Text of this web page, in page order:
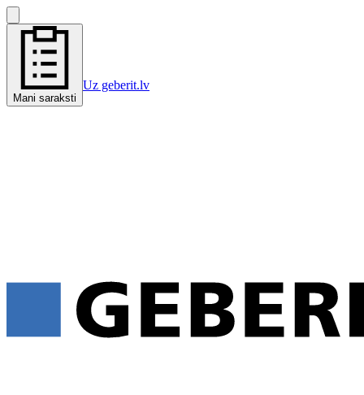
Mani saraksti
Uz geberit.lv